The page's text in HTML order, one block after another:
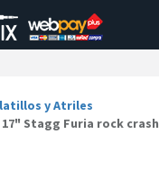
y Atriles
Stagg Furia rock crash